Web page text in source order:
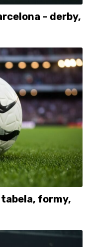
– derby,
tabela, formy,